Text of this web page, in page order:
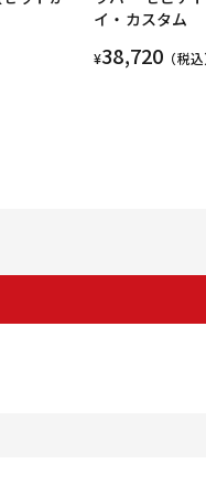
イ・カスタム
¥38,720 （税